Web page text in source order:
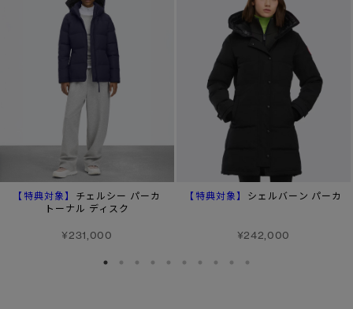
【特典対象】
チェルシー パーカ
トーナル ディスク
¥231,000
【特典対象】 シェルバーン パーカ
¥242,000